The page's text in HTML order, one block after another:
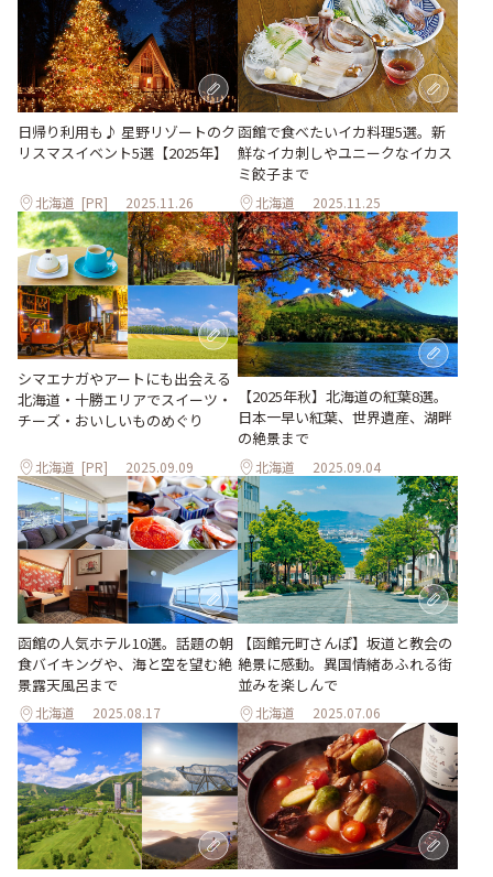
日帰り利用も♪ 星野リゾートのク
リスマスイベント5選【2025年】
北海道 [PR] 2025.11.26
函館で食べたいイカ料理5選。新
鮮なイカ刺しやユニークなイカス
ミ餃子まで
北海道 2025.11.25
シマエナガやアートにも出会える
北海道・十勝エリアでスイーツ・
チーズ・おいしいものめぐり
北海道 [PR] 2025.09.09
【2025年秋】北海道の紅葉8選。
日本一早い紅葉、世界遺産、湖畔
の絶景まで
北海道 2025.09.04
函館の人気ホテル10選。話題の朝
食バイキングや、海と空を望む絶
景露天風呂まで
北海道 2025.08.17
【函館元町さんぽ】坂道と教会の
絶景に感動。異国情緒あふれる街
並みを楽しんで
北海道 2025.07.06